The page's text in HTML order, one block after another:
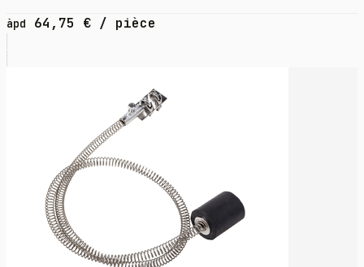
àpd 64,75 € / pièce